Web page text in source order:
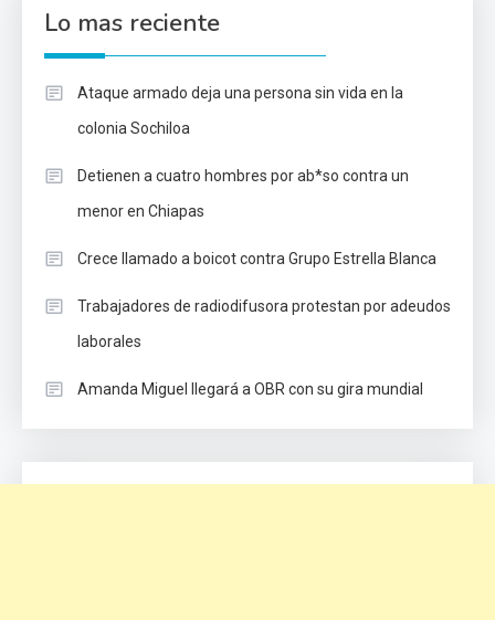
Lo mas reciente
Ataque armado deja una persona sin vida en la
colonia Sochiloa
Detienen a cuatro hombres por ab*so contra un
menor en Chiapas
Crece llamado a boicot contra Grupo Estrella Blanca
Trabajadores de radiodifusora protestan por adeudos
laborales
Amanda Miguel llegará a OBR con su gira mundial